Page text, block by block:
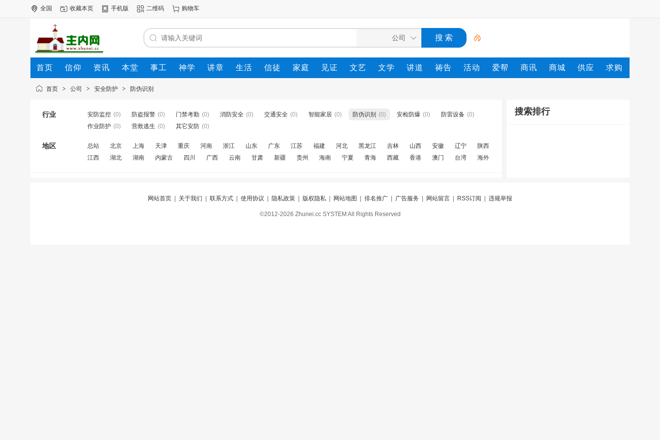
全国 收藏本页 手机版 二维码 购物车
首页 信仰 资讯 本堂 事工 神学 讲章 生活 信徒 家庭 见证 文艺 文学 讲道 祷告 活动 爱帮 商讯 商城 供应 求购
公司 动态 人才 知道 专题
首页 > 公司 > 安全防护 > 防伪识别
行业 安防监控 (0) 防盗报警 (0) 门禁考勤 (0) 消防安全 (0) 交通安全 (0) 智能家居 (0) 防伪识别 (0) 安检防爆 (0) 防雷设备 (0)
作业防护 (0) 营救逃生 (0) 其它安防 (0)
地区 总站 北京 上海 天津 重庆 河南 浙江 山东 广东 江苏 福建 河北 黑龙江 吉林 山西 安徽 辽宁
陕西
江西
湖北 湖南 内蒙古 四川 广西 云南 甘肃 新疆 贵州 海南 宁夏 青海 西藏 香港 澳门 台湾 海外
搜索排行
网站首页 关于我们 联系方式 使用协议 隐私政策 版权隐私 网站地图 排名推广 广告服务 网站留言 RSS订阅 违规举报
©2012-2026 Zhunei.cc SYSTEM All Rights Reserved